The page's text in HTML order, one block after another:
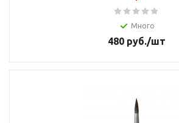
Много
480 руб./шт